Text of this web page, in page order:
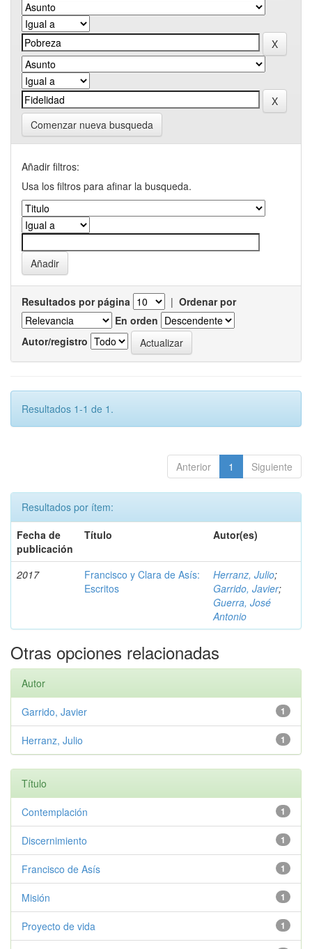
Comenzar nueva busqueda
Añadir filtros:
Usa los filtros para afinar la busqueda.
Resultados por página | Ordenar por
En orden
Autor/registro
Resultados 1-1 de 1.
Anterior 1 Siguiente
Resultados por ítem:
Fecha de
publicación
Título Autor(es)
2017
Francisco y Clara de Asís:
Escritos
Herranz, Julio;
Garrido, Javier;
Guerra, José
Antonio
Otras opciones relacionadas
Autor
1
Garrido, Javier
1
Herranz, Julio
Título
1
Contemplación
1
Discernimiento
1
Francisco de Asís
1
Misión
1
Proyecto de vida